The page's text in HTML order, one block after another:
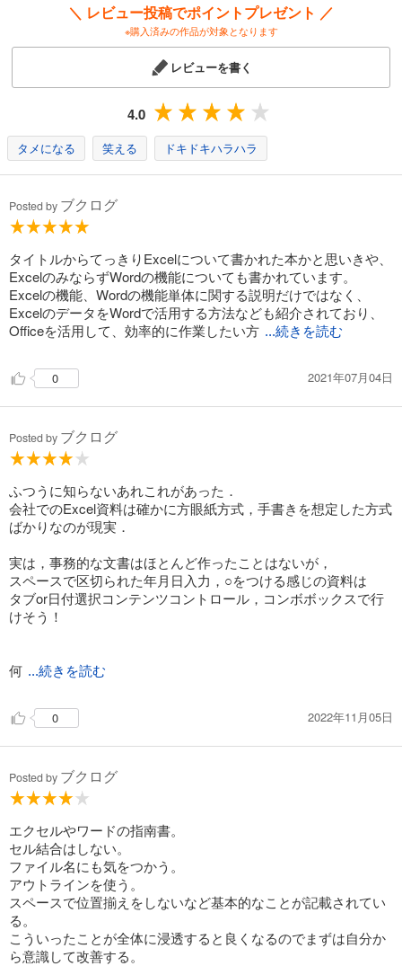
＼ レビュー投稿でポイントプレゼント ／
※購入済みの作品が対象となります
レビューを書く
4.0
タメになる 笑える ドキドキハラハラ
Posted by ブクログ
タイトルからてっきりExcelについて書かれた本かと思いきや、
ExcelのみならずWordの機能についても書かれています。
Excelの機能、Wordの機能単体に関する説明だけではなく、
ExcelのデータをWordで活用する方法なども紹介されており、
Officeを活用して、効率的に作業したい方 ...続きを読む
0 2021年07月04日
Posted by ブクログ
ふつうに知らないあれこれがあった．
会社でのExcel資料は確かに方眼紙方式，手書きを想定した方式
ばかりなのが現実．
実は，事務的な文書はほとんど作ったことはないが，
スペースで区切られた年月日入力，○をつける感じの資料は
タブor日付選択コンテンツコントロール，コンボボックスで行
けそう！
何 ...続きを読む
0 2022年11月05日
Posted by ブクログ
エクセルやワードの指南書。
セル結合はしない。
ファイル名にも気をつかう。
アウトラインを使う。
スペースで位置揃えをしないなど基本的なことが記載されてい
る。
こういったことが全体に浸透すると良くなるのでまずは自分か
ら意識して改善する。